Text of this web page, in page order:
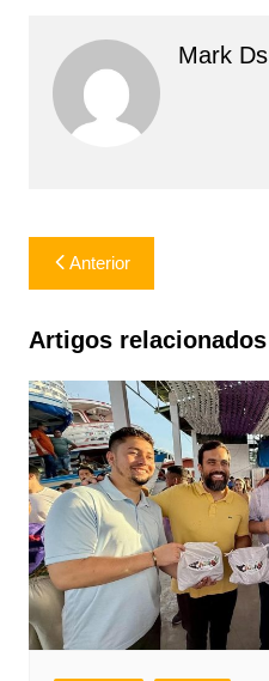
Mark Ds
Navegação
de
Post
Anterior
Artigos relacionados